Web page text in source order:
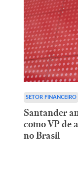
SETOR FINANCEIRO
Santander
como VP de
no Brasil